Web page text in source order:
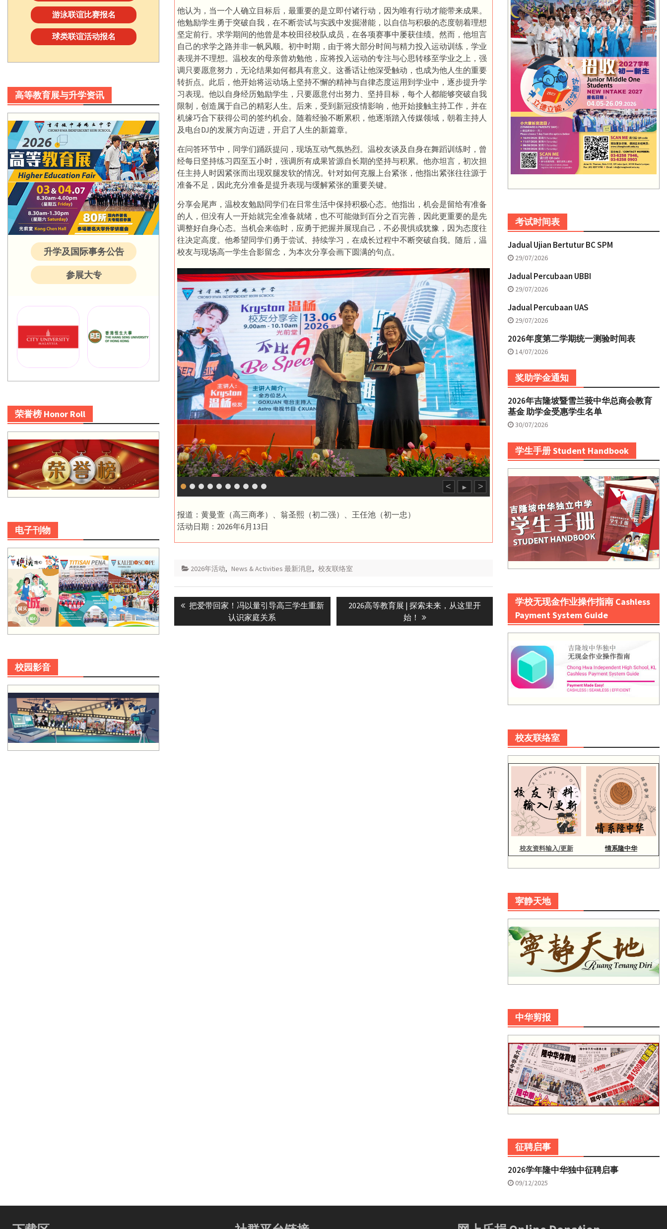
他认为，当一个人确立目标后，最重要的是立即付诸行动，因为唯有行动才能带来成果。
他勉励学生勇于突破自我，在不断尝试与实践中发掘潜能，以自信与积极的态度朝着理想
坚定前行。求学期间的他曾是本校田径校队成员，在各项赛事中屡获佳绩。然而，他坦言
自己的求学之路并非一帆风顺。初中时期，由于将大部分时间与精力投入运动训练，学业
表现并不理想。温校友的母亲曾劝勉他，应将投入运动的专注与心思转移至学业之上，强
调只要愿意努力，无论结果如何都具有意义。这番话让他深受触动，也成为他人生的重要
转折点。此后，他开始将运动场上坚持不懈的精神与自律态度运用到学业中，逐步提升学
习表现。他以自身经历勉励学生，只要愿意付出努力、坚持目标，每个人都能够突破自我
限制，创造属于自己的精彩人生。后来，受到新冠疫情影响，他开始接触主持工作，并在
机缘巧合下获得公司的签约机会。随着经验不断累积，他逐渐踏入传媒领域，朝着主持人
及电台DJ的发展方向迈进，开启了人生的新篇章。
在问答环节中，同学们踊跃提问，现场互动气氛热烈。温校友谈及自身在舞蹈训练时，曾
经每日坚持练习四至五小时，强调所有成果皆源自长期的坚持与积累。他亦坦言，初次担
任主持人时因紧张而出现双腿发软的情况。针对如何克服上台紧张，他指出紧张往往源于
准备不足，因此充分准备是提升表现与缓解紧张的重要关键。
分享会尾声，温校友勉励同学们在日常生活中保持积极心态。他指出，机会是留给有准备
的人，但没有人一开始就完全准备就绪，也不可能做到百分之百完善，因此更重要的是先
调整好自身心态。当机会来临时，应勇于把握并展现自己，不必畏惧或犹豫，因为态度往
往决定高度。他希望同学们勇于尝试、持续学习，在成长过程中不断突破自我。随后，温
校友与现场高一学生合影留念，为本次分享会画下圆满的句点。
< ► >
报道：黄曼萱（高三商孝）、翁圣熙（初二强）、王任池（初一忠）
活动日期：2026年6月13日
2026年活动, News & Activities 最新消息, 校友联络室
Post
navigation
Previous
把爱带回家！冯以量引导高三学生重新
认识家庭关系
Next
2026高等教育展 | 探索未来，从这里开
始！
考试时间表
Jadual Ujian Bertutur BC SPM
29/07/2026
Jadual Percubaan UBBI
29/07/2026
Jadual Percubaan UAS
29/07/2026
2026年度第二学期统一测验时间表
14/07/2026
奖助学金通知
2026年吉隆坡暨雪兰莪中华总商会教育
基金 助学金受惠学生名单
30/07/2026
学生手册 Student Handbook
学校无现金作业操作指南 Cashless
Payment System Guide
校友联络室
校友资料输入/更新 情系隆中华
寜静天地
中华剪报
征聘启事
2026学年隆中华独中征聘启事
09/12/2025
游泳联谊比赛报名
球类联谊活动报名
高等教育展与升学资讯
升学及国际事务公告
参展大专
荣誉榜 Honor Roll
电子刊物
校园影音